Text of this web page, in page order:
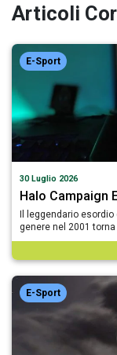
Articoli
E-Sport
30 Luglio 2026
Halo Campaign
Il leggendario
genere nel 2001
E-Sport